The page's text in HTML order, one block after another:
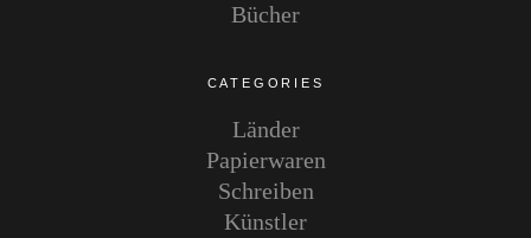
Bücher
CATEGORIES
Länder
Papierwaren
Schreiben
Künstler